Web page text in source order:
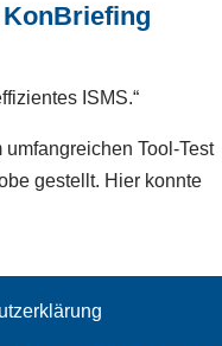
ISMS.“
Tool-Test
gestellt. Hier konnte